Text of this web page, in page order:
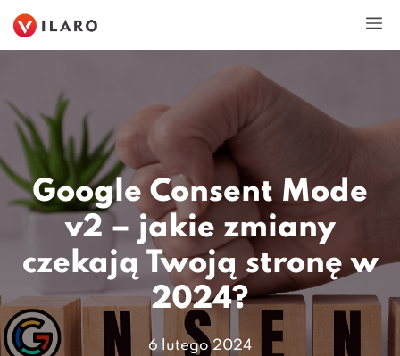
do
treści
Google Consent Mode
v2 – jakie zmiany
czekają Twoją stronę w
2024?
6 lutego 2024